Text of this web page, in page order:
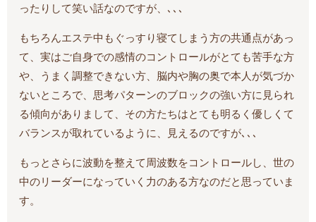
ったりして笑い話なのですが、､､､
もちろんエステ中もぐっすり寝てしまう方の共通点があっ
て、実はご自身での感情のコントロールがとても苦手な方
や、うまく調整できない方、脳内や胸の奥で本人が気づか
ないところで、思考パターンのブロックの強い方に見られ
る傾向がありまして、その方たちはとても明るく優しくて
バランスが取れているように、見えるのですが､､､
もっとさらに波動を整えて周波数をコントロールし、世の
中のリーダーになっていく力のある方なのだと思っていま
す。